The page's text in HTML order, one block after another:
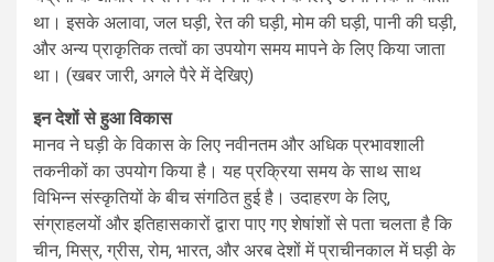
था। इसके अलावा, जल घड़ी, रेत की घड़ी, मोम की घड़ी, पानी की घड़ी,
और अन्य प्राकृतिक तत्वों का उपयोग समय मापने के लिए किया जाता
था। (खबर जारी, अगले पैरे में देखिए)
इन देशों से हुआ विकास
मानव ने घड़ी के विकास के लिए नवीनतम और अधिक प्रभावशाली
तकनीकों का उपयोग किया है। यह प्रक्रिया समय के साथ साथ
विभिन्न संस्कृतियों के बीच संगठित हुई है। उदाहरण के लिए,
संग्राहलयों और इतिहासकारों द्वारा पाए गए शेषांशों से पता चलता है कि
चीन, मिस्र, ग्रीस, रोम, भारत, और अरब देशों में प्राचीनकाल में घड़ी के